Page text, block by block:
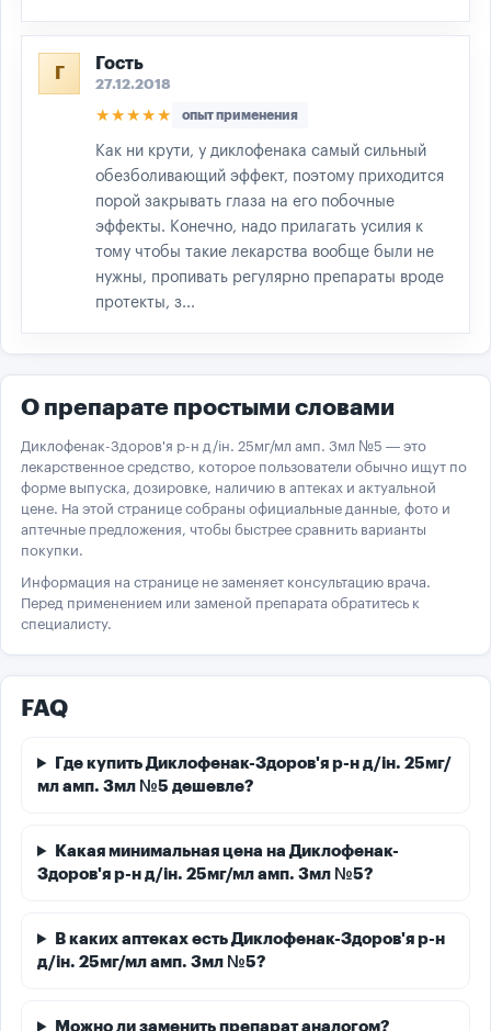
Г
Гость
27.12.2018
★★★★★ опыт применения
Как ни крути, у диклофенака самый сильный
обезболивающий эффект, поэтому приходится
порой закрывать глаза на его побочные
эффекты. Конечно, надо прилагать усилия к
тому чтобы такие лекарства вообще были не
нужны, пропивать регулярно препараты вроде
протекты, з...
О препарате простыми словами
Диклофенак-Здоров'я р-н д/ін. 25мг/мл амп. 3мл №5 — это
лекарственное средство, которое пользователи обычно ищут по
форме выпуска, дозировке, наличию в аптеках и актуальной
цене. На этой странице собраны официальные данные, фото и
аптечные предложения, чтобы быстрее сравнить варианты
покупки.
Информация на странице не заменяет консультацию врача.
Перед применением или заменой препарата обратитесь к
специалисту.
FAQ
Где купить Диклофенак-Здоров'я р-н д/ін. 25мг/
мл амп. 3мл №5 дешевле?
Какая минимальная цена на Диклофенак-
Здоров'я р-н д/ін. 25мг/мл амп. 3мл №5?
В каких аптеках есть Диклофенак-Здоров'я р-н
д/ін. 25мг/мл амп. 3мл №5?
Можно ли заменить препарат аналогом?